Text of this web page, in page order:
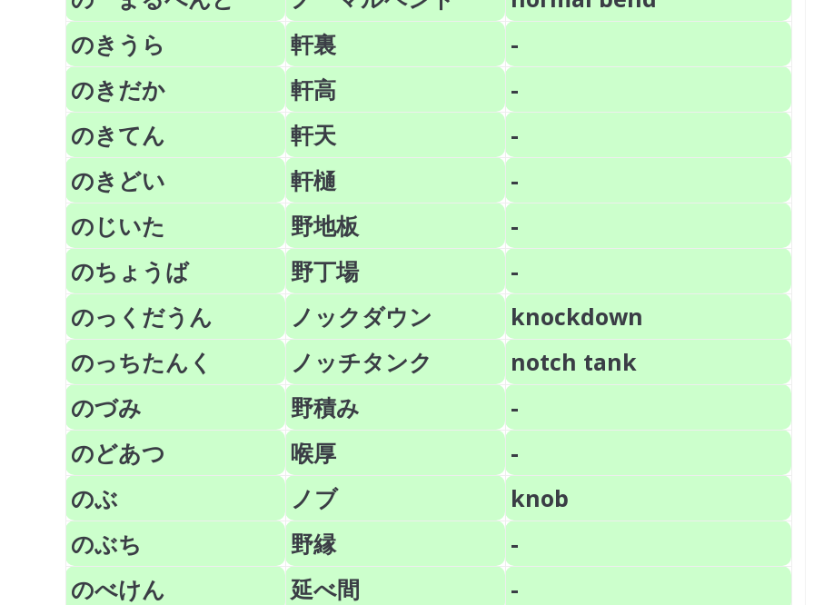
のきうら
軒裏
-
のきだか
軒高
-
のきてん
軒天
-
のきどい
軒樋
-
のじいた
野地板
-
のちょうば
野丁場
-
のっくだうん
ノックダウン
knockdown
のっちたんく
ノッチタンク
notch tank
のづみ
野積み
-
のどあつ
喉厚
-
のぶ
ノブ
knob
のぶち
野縁
-
のべけん
延べ間
-